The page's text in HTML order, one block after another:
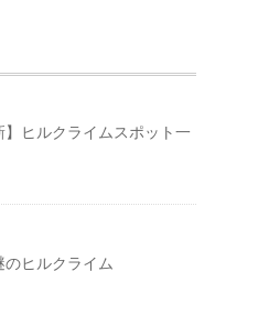
】ヒルクライムスポット一
のヒルクライム